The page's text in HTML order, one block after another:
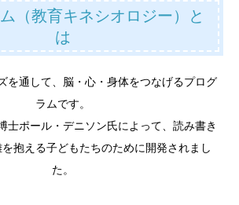
（教育キネシオロジー）と
は
を通して、脳・心・身体をつなげるプログ
ラムです。
士ポール・デニソン氏によって、読み書き
抱える子どもたちのために開発されまし
た。